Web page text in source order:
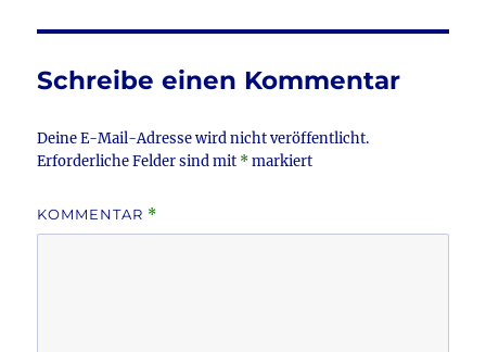
b
o
o
k
r
Schreibe einen Kommentar
Deine E-Mail-Adresse wird nicht veröffentlicht.
Erforderliche Felder sind mit *markiert
KOMMENTAR *